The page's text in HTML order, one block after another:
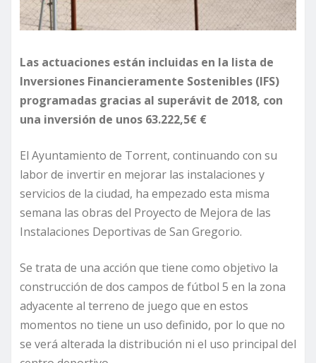
Las actuaciones están incluidas en la lista de
Inversiones Financieramente Sostenibles (IFS)
programadas gracias al superávit de 2018, con
una inversión de unos 63.222,5€ €
El Ayuntamiento de Torrent, continuando con su
labor de invertir en mejorar las instalaciones y
servicios de la ciudad, ha empezado esta misma
semana las obras del Proyecto de Mejora de las
Instalaciones Deportivas de San Gregorio.
Se trata de una acción que tiene como objetivo la
construcción de dos campos de fútbol 5 en la zona
adyacente al terreno de juego que en estos
momentos no tiene un uso definido, por lo que no
se verá alterada la distribución ni el uso principal del